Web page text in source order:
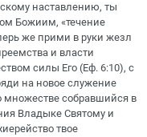
наставлению, ты
Божиим, «течение
же прими в руки жезл
и власти
силы Его (Еф. 6:10), с
на новое служение
множестве собравшийся в
Владыке Святому и
твое